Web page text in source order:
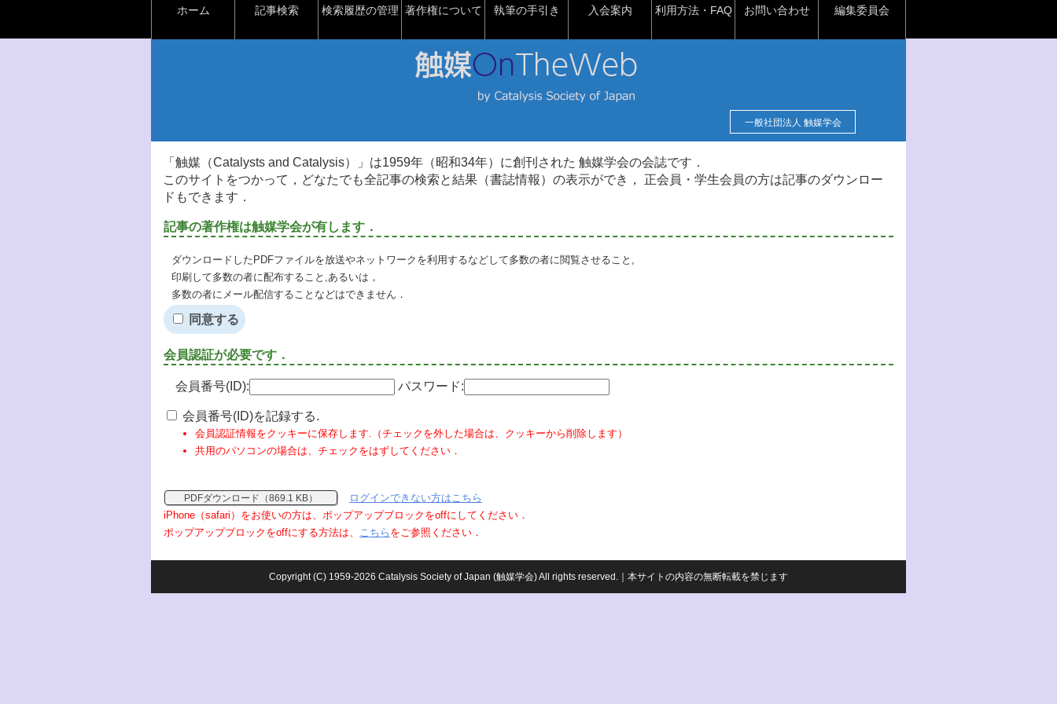
ホーム 記事検索 検索履歴の管理 著作権について 執筆の手引き 入会案内 利用方法・FAQ お問い合わせ 編集委員会
一般社団法人 触媒学会
「触媒（Catalysts and Catalysis）」は1959年（昭和34年）に創刊された 触媒学会の会誌です．
このサイトをつかって，どなたでも全記事の検索と結果（書誌情報）の表示ができ， 正会員・学生会員の方は記事のダウンロー
ドもできます．
記事の著作権は触媒学会が有します．
ダウンロードしたPDFファイルを放送やネットワークを利用するなどして多数の者に閲覧させること,
印刷して多数の者に配布すること,あるいは，
多数の者にメール配信することなどはできません．
同意する
会員認証が必要です．
会員番号(ID): パスワード:
会員番号(ID)を記録する.
会員認証情報をクッキーに保存します.（チェックを外した場合は、クッキーから削除します）
共用のパソコンの場合は、チェックをはずしてください．
PDFダウンロード（869.1 KB）
ログインできない方はこちら
iPhone（safari）をお使いの方は、ポップアップブロックをoffにしてください．
ポップアップブロックをoffにする方法は、 こちら をご参照ください．
Copyright (C) 1959-2026 Catalysis Society of Japan (触媒学会) All rights reserved.｜本サイトの内容の無断転載を禁じます